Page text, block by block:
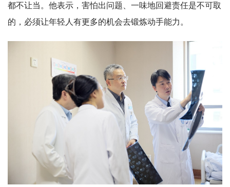
都不让当。他表示，害怕出问题、一味地回避责任是不可取
的，必须让年轻人有更多的机会去锻炼动手能力。